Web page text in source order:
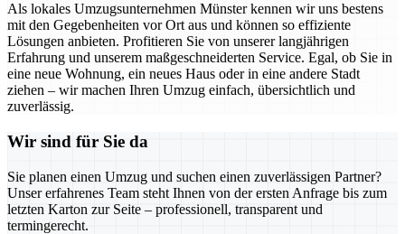
Als lokales Umzugsunternehmen Münster kennen wir uns bestens
mit den Gegebenheiten vor Ort aus und können so effiziente
Lösungen anbieten. Profitieren Sie von unserer langjährigen
Erfahrung und unserem maßgeschneiderten Service. Egal, ob Sie in
eine neue Wohnung, ein neues Haus oder in eine andere Stadt
ziehen – wir machen Ihren Umzug einfach, übersichtlich und
zuverlässig.
Wir sind für Sie da
Sie planen einen Umzug und suchen einen zuverlässigen Partner?
Unser erfahrenes Team steht Ihnen von der ersten Anfrage bis zum
letzten Karton zur Seite – professionell, transparent und
termingerecht.